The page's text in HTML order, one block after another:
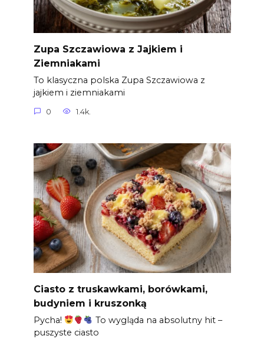
Zupa Szczawiowa z Jajkiem i
Ziemniakami
To klasyczna polska Zupa Szczawiowa z
jajkiem i ziemniakami
0 1.4k.
Ciasto z truskawkami, borówkami,
budyniem i kruszonką
Pycha!
To wygląda na absolutny hit –
puszyste ciasto